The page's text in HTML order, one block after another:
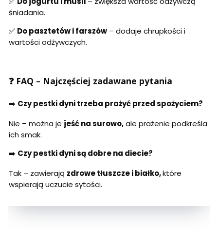
śniadania.
✅ Do pasztetów i farszów – dodaje chrupkości i
wartości odżywczych.
❓ FAQ – Najczęściej zadawane pytania
➡️ Czy pestki dyni trzeba prażyć przed spożyciem?
Nie – można je jeść na surowo,ale prażenie podkreśla
ich smak.
➡️ Czy pestki dyni są dobre na diecie?
Tak – zawierają zdrowe tłuszcze i białko,które
wspierają uczucie sytości.